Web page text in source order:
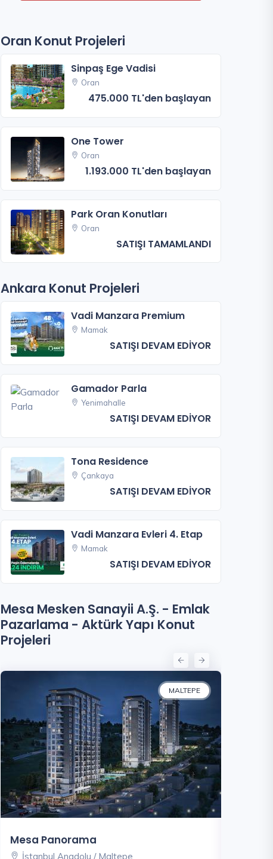
Oran Konut Projeleri
Sinpaş Ege Vadisi
Oran
475.000 TL'den başlayan
One Tower
Oran
1.193.000 TL'den başlayan
Park Oran Konutları
Oran
SATIŞI TAMAMLANDI
Ankara Konut Projeleri
Vadi Manzara Premium
Mamak
SATIŞI DEVAM EDİYOR
Gamador Parla
Yenimahalle
SATIŞI DEVAM EDİYOR
Tona Residence
Çankaya
SATIŞI DEVAM EDİYOR
Vadi Manzara Evleri 4. Etap
Mamak
SATIŞI DEVAM EDİYOR
Mesa Mesken Sanayii A.Ş. - Emlak
Pazarlama - Aktürk Yapı Konut
Projeleri
MALTEPE
Mesa Panorama
İstanbul Anadolu / Maltepe